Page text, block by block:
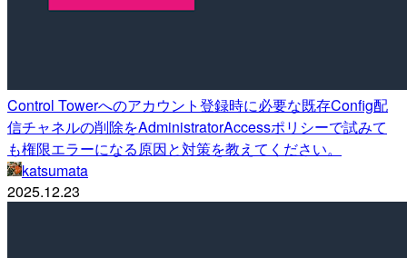
Control Towerへのアカウント登録時に必要な既存Config配
信チャネルの削除をAdministratorAccessポリシーで試みて
も権限エラーになる原因と対策を教えてください。
katsumata
2025.12.23